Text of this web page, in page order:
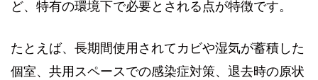
ど、特有の環境下で必要とされる点が特徴です。
たとえば、長期間使用されてカビや湿気が蓄積した
個室、共用スペースでの感染症対策、退去時の原状